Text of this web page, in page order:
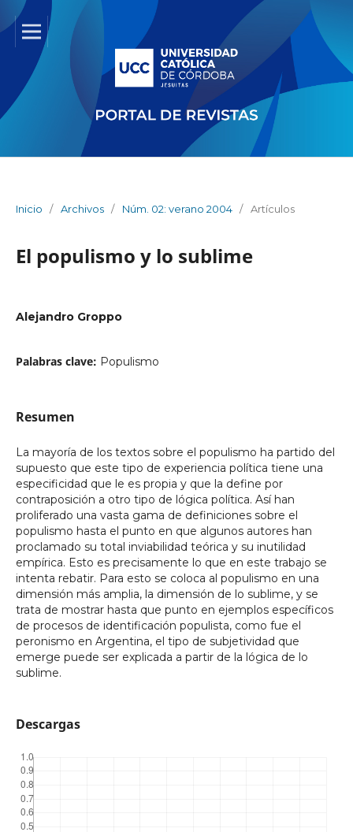
Inicio / Archivos / Núm. 02: verano 2004 / Artículos
El populismo y lo sublime
Alejandro Groppo
Palabras clave: Populismo
Resumen
La mayoría de los textos sobre el populismo ha partido del
supuesto que este tipo de experiencia política tiene una
especificidad que le es propia y que la define por
contraposición a otro tipo de lógica política. Así han
proliferado una vasta gama de definiciones sobre el
populismo hasta el punto en que algunos autores han
proclamado su total inviabilidad teórica y su inutilidad
empírica. Esto es precisamente lo que en este trabajo se
intenta rebatir. Para esto se coloca al populismo en una
dimensión más amplia, la dimensión de lo sublime, y se
trata de mostrar hasta que punto en ejemplos específicos
de procesos de identificación populista, como fue el
peronismo en Argentina, el tipo de subjetividad que
emerge puede ser explicada a partir de la lógica de lo
sublime.
Descargas